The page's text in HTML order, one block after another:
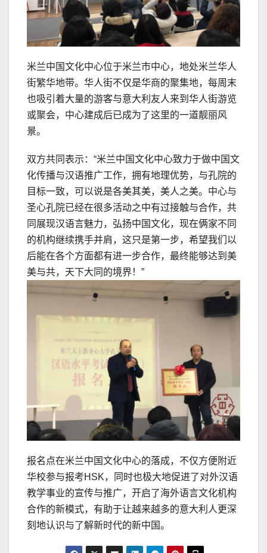
米兰中国文化中心位于米兰市中心，地处米兰华人
街繁华地带。华人街不仅是华商的聚集地，每周末
也吸引着大量的游客与意大利友人来到华人街游览
或聚会，中心建成后已成为了这里的一道靓丽风
景。
双方共同表示：“米兰中国文化中心致力于做中国文
化传播与汉语推广工作，拥有地理优势，与孔院的
目标一致，可以说是各美其美，美人之美。中心与
圣心孔院已经在很多活动之中有过接触与合作，共
同展现汉语言魅力，弘扬中国文化，现在俩家不同
的机构继续携手并肩，这只是第一步，希望我们以
后能在各个方面都有进一步合作，最终能够达到美
美与共，天下大同的境界！”
报名点在米兰中国文化中心的落成，不仅方便附近
华校参与报考HSK，同时也极大地促进了对外汉语
教学事业的宣传与推广，开启了海外语言文化机构
合作的新模式，有助于让越来越多的意大利人更深
刻地认识与了解新时代的新中国。